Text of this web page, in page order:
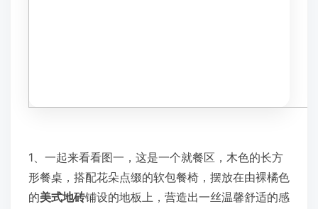
1、一起来看看图一，这是一个就餐区，木色的长方
形餐桌，搭配花朵点缀的软包餐椅，摆放在由裸橘色
的美式地砖铺设的地板上，营造出一丝温馨舒适的感